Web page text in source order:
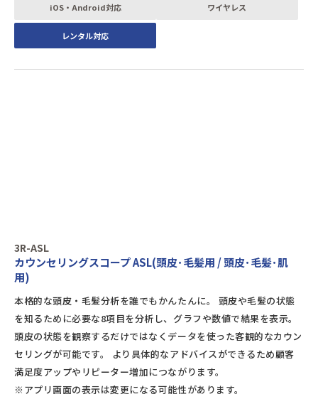
iOS・Android対応 ワイヤレス
レンタル対応
3R-ASL
カウンセリングスコープ ASL(頭皮･毛髪用 / 頭皮･毛髪･肌
用)
本格的な頭皮・毛髪分析を誰でもかんたんに。 頭皮や毛髪の状態
を知るために必要な8項目を分析し、グラフや数値で結果を表示。
頭皮の状態を観察するだけではなくデータを使った客観的なカウン
セリングが可能です。 より具体的なアドバイスができるため顧客
満足度アップやリピーター増加につながります。
※アプリ画面の表示は変更になる可能性があります。